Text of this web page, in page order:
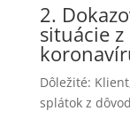
2.
situácie
Dôležité:
splátok z